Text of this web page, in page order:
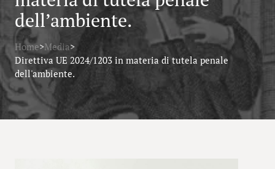
dell’ambiente.
Home>Media>
Direttiva UE 2024/1203 in materia di tutela penale
dell'ambiente.